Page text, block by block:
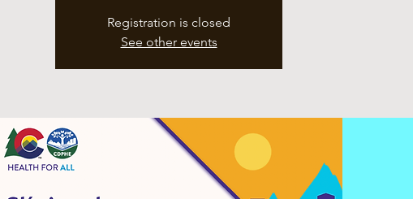
Registration is closed
See other events